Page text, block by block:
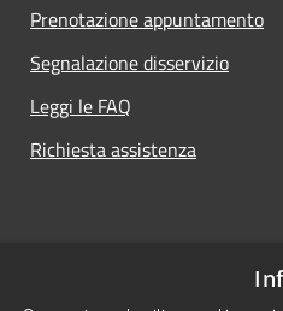
Prenotazione appuntamento
Segnalazione disservizio
Leggi le FAQ
Richiesta assistenza